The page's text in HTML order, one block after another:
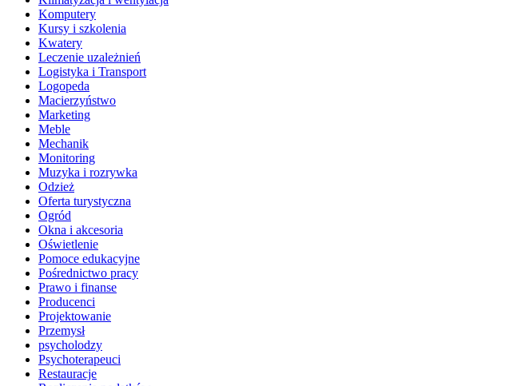
Komputery
Kursy i szkolenia
Kwatery
Leczenie uzależnień
Logistyka i Transport
Logopeda
Macierzyństwo
Marketing
Meble
Mechanik
Monitoring
Muzyka i rozrywka
Odzież
Oferta turystyczna
Ogród
Okna i akcesoria
Oświetlenie
Pomoce edukacyjne
Pośrednictwo pracy
Prawo i finanse
Producenci
Projektowanie
Przemysł
psycholodzy
Psychoterapeuci
Restauracje